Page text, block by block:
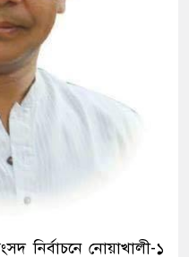
নির্বাচনে নোয়াখালী-১